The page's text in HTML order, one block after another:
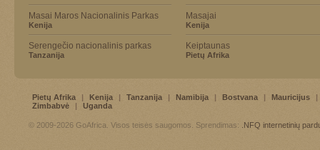
Masai Maros Nacionalinis Parkas
Kenija
Serengečio nacionalinis parkas
Tanzanija
Masajai
Kenija
Keiptaunas
Pietų Afrika
Pietų Afrika | Kenija | Tanzanija | Namibija | Bostvana | Mauricijus
|
Zimbabvė
| Uganda
© 2009-2026 GoAfrica. Visos teisės saugomos. Sprendimas: .NFQ internetinių